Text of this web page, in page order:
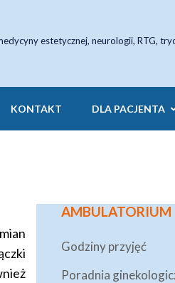
estetycznej, neurologii, RTG,
KONTAKT DLA PACJENTA
AMBULATORIUM
Godziny przyjęć
Poradnia